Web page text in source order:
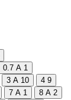
0.7 А 1
3 А 10 4 9
7 А 1 8 А 2